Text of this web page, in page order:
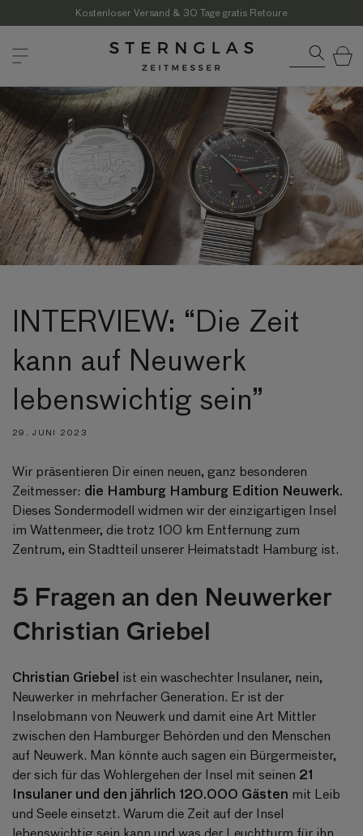
Inhalt
Kostenloser Versand & 30 Tage gratis Retoure
INTERVIEW: “Die Zeit
kann auf Neuwerk
lebenswichtig sein”
29. JUNI 2023
Wir präsentieren Dir einen neuen, ganz besonderen
Zeitmesser: die Hamburg Hamburg Edition Neuwerk.
Dieses Sondermodell widmen wir der einzigartigen Insel
im Wattenmeer, die trotz 100 km Entfernung zum
Zentrum, ein Stadtteil unserer Heimatstadt Hamburg ist.
5 Fragen an den Neuwerker
Christian Griebel
Christian Griebel ist ein waschechter Insulaner, nein,
Neuwerker in mehrfacher Generation. Er ist der
Inselobmann von Neuwerk und damit eine Art Mittler
zwischen den Hamburger Behörden und den Menschen
auf Neuwerk. Man könnte auch sagen ein Bürgermeister,
der sich für das Wohlergehen der Insel mit seinen 21
Insulaner und den jährlich 120.000 Gästen mit Leib
und Seele einsetzt. Warum die Zeit auf der Insel
lebenswichtig sein kann und was der Leuchtturm für ihn